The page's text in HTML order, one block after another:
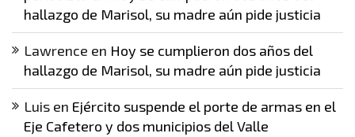
hallazgo de Marisol, su madre aún pide justicia
Lawrence en Hoy se cumplieron dos años del
hallazgo de Marisol, su madre aún pide justicia
Luis en Ejército suspende el porte de armas en el
Eje Cafetero y dos municipios del Valle